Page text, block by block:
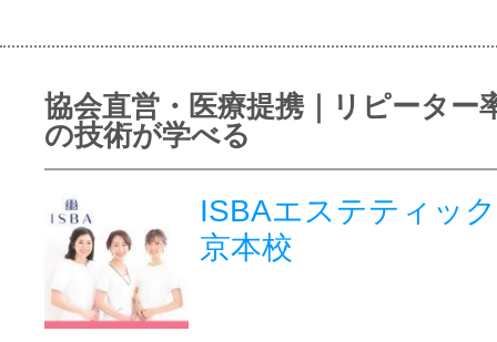
協会直営・医療提携｜リピーター
の技術が学べる
ISBAエステティッ
京本校